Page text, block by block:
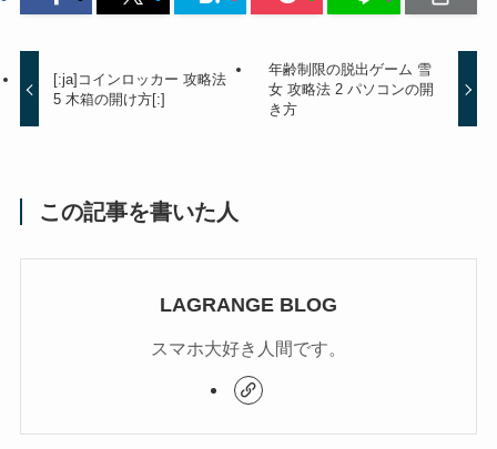
[:ja]コインロッカー 攻略法
5 木箱の開け方[:]
年齢制限の脱出ゲーム 雪
女 攻略法 2 パソコンの開
き方
この記事を書いた人
LAGRANGE BLOG
スマホ大好き人間です。